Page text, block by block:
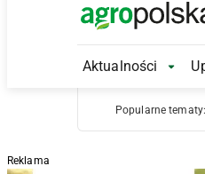
Main Logo
Aktualności
Popularne
Reklama